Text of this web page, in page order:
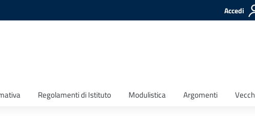
Accedi
Regolamenti di Istituto Modulistica Argomenti